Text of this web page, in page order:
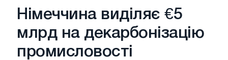
Німеччина виділяє €5
млрд на декарбонізацію
промисловості